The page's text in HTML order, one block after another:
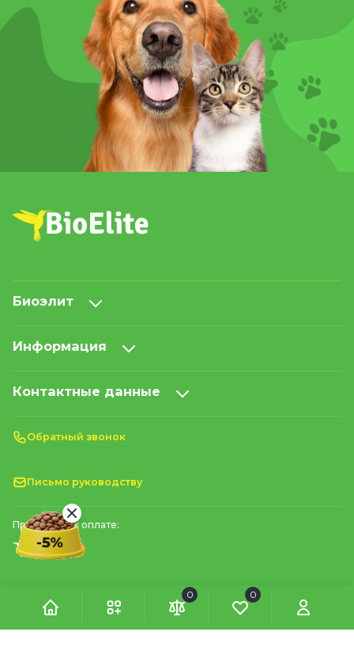
Биоэлит
Информация
Контактные данные
Обратный звонок
Письмо руководству
Принимаем к оплате:
© 2026 BioElite | Все права защищены
0 0